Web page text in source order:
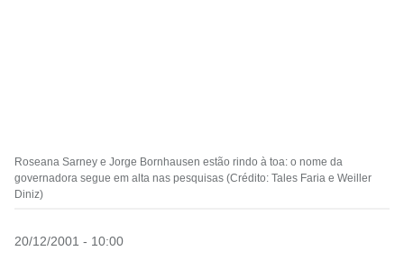
Roseana Sarney e Jorge Bornhausen estão rindo à toa: o nome da
governadora segue em alta nas pesquisas (Crédito: Tales Faria e Weiller
Diniz)
20/12/2001 - 10:00